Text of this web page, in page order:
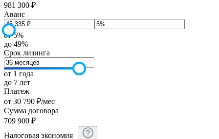
981 300 ₽
Аванс
от 5%
до 49%
Срок лизинга
от 1 года
до 7 лет
Платеж
от 30 790 ₽/мес
Сумма договора
709 900 ₽
Налоговая экономия